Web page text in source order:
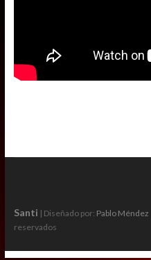
Santi | Diseñado por: Pablo Méndez
reservados